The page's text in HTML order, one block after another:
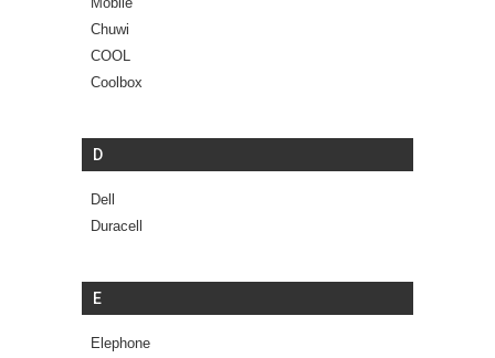
Chuwi
COOL
Coolbox
D
Dell
Duracell
E
Elephone